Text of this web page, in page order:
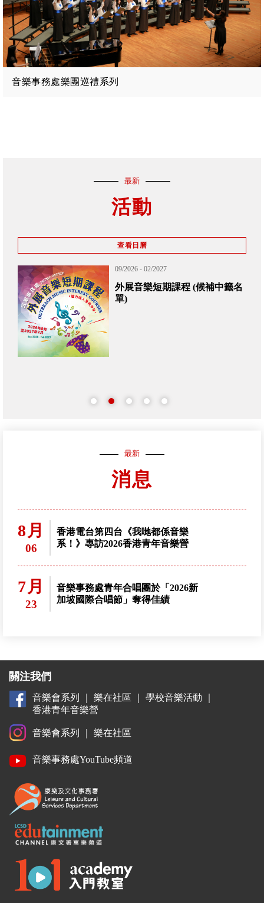
音樂事務處樂團巡禮系列
最新
活動
查看日曆
09/2026 - 02/2027
外展音樂短期課程 (候補中籤名
單)
最新
消息
8月
06
香港電台第四台《我哋都係音樂
系！》專訪2026香港青年音樂營
7月
23
音樂事務處青年合唱團於「2026新
加坡國際合唱節」奪得佳績
關注我們
音樂會系列 樂在社區 學校音樂活動
香港青年音樂營
音樂會系列 樂在社區
音樂事務處YouTube頻道